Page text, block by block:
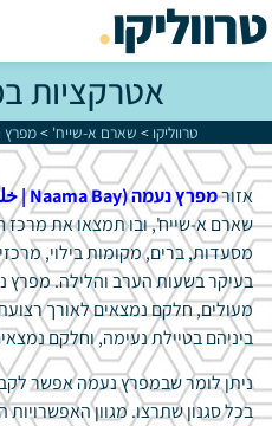
טרווליקו.
אטרקציות
טרווליקו > שארם א-שייח' >מפרץ
אזורמפרץ נעמה (Naama Bay |
שארם א-שייח', ובו תמצאו את מרכז
מסעדות, ברים, מקומות בילוי,
בעיקר בשעות הערב והלילה. מפרץ
מעולים, חלקם נמצאים לאורך
ביניהם בטיילת נעימה, וחלקם
ניתן לומר שבמפרץ נעמה אפשר
בכל סגנון שתרצו. מגוון